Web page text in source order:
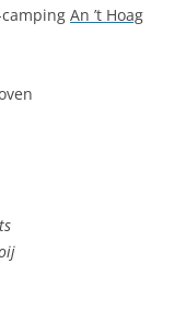
An ’t Hoag